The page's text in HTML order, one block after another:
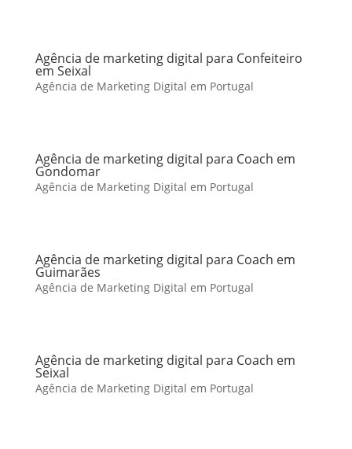
Agência de marketing digital para Confeiteiro
em Seixal
Agência de Marketing Digital em Portugal
Agência de marketing digital para Coach em
Gondomar
Agência de Marketing Digital em Portugal
Agência de marketing digital para Coach em
Guimarães
Agência de Marketing Digital em Portugal
Agência de marketing digital para Coach em
Seixal
Agência de Marketing Digital em Portugal